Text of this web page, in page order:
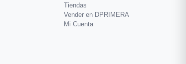
Tiendas
Vender en DPRIMERA
Mi Cuenta